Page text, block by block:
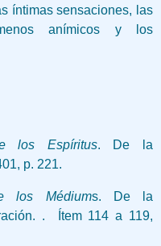
íntimas sensaciones, las
anímicos y los
los Espíritus. De la
p. 221.
los Médiums.
De la
. Ítem 114 a 119,